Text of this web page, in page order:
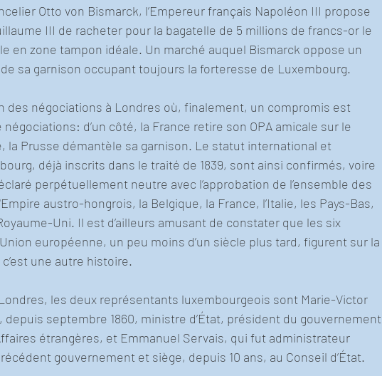
Otto von Bismarck, l’Empereur français Napoléon III propose
III de racheter pour la bagatelle de 5 millions de francs-or le
en zone tampon idéale. Un marché auquel Bismarck oppose un
sa garnison occupant toujours la forteresse de Luxembourg.
des négociations à Londres où, finalement, un compromis est
d’un côté, la France retire son OPA amicale sur le
la Prusse démantèle sa garnison. Le statut international et
déjà inscrits dans le traité de 1839, sont ainsi confirmés, voire
perpétuellement neutre avec l’approbation de l’ensemble des
austro-hongrois, la Belgique, la France, l’Italie, les Pays-Bas,
Uni. Il est d’ailleurs amusant de constater que les six
européenne, un peu moins d’un siècle plus tard, figurent sur la
une autre histoire.
les deux représentants luxembourgeois sont Marie-Victor
depuis septembre 1860, ministre d’État, président du gouvernement
étrangères, et Emmanuel Servais, qui fut administrateur
gouvernement et siège, depuis 10 ans, au Conseil d’État.